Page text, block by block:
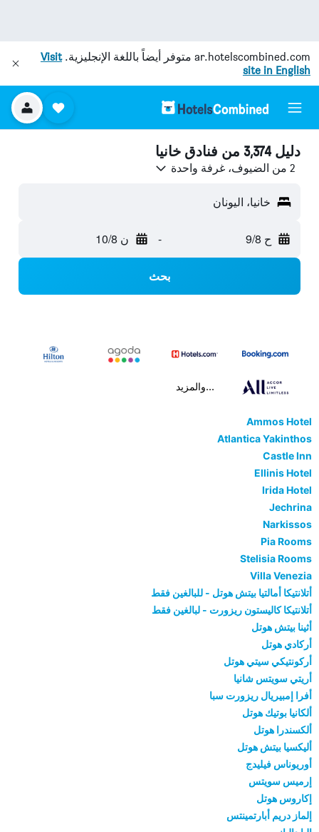
ar.hotelscombined.com متوفر أيضاً باللغة الإنجليزية.Visit
site in English
دليل 3,374 من فنادق خانيا
2 من الضيوف، غرفة واحدة
خانيا، اليونان
ح 9/8 - ن 10/8
بحث
...والمزيد
Ammos Hotel
Atlantica Yakinthos
Castle Inn
Ellinis Hotel
Irida Hotel
Jechrina
Narkissos
Pia Rooms
Stelisia Rooms
Villa Venezia
أتلانتيكا أمالتيا بيتش هوتل - للبالغين فقط
أتلانتيكا كاليستون ريزورت - لبالغين فقط
أثينا بيتش هوتل
أركادي هوتل
أركونتيكي سيتي هوتل
أريتي سويتس شانيا
أفرا إمبيريال ريزورت سبا
ألكانيا بوتيك هوتل
ألكسندرا هوتل
أليكسيا بيتش هوتل
أوريوناس فيليدج
إرميس سويتس
إكاروس هوتل
إلماز دريم أبارتمينتس